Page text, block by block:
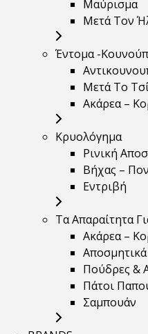
Μαύρισμα
Mετά Τον
Έντομα -
Μετά Το
Ακάρεα –
Κρυολόγημα
Ρινική
Βήχας –
Εντριβή
Τα Απαραίτητα
Ακάρεα –
Αποσμητικά
Πούδρες &
Πάτοι
Σαμπουάν